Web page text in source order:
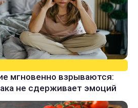
мгновенно взрываются:
не сдерживает эмоций